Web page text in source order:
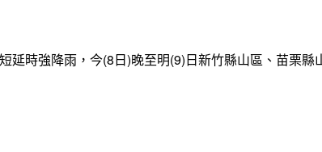
延時強降雨，今(8日)晚至明(9)日新竹縣山區、苗栗